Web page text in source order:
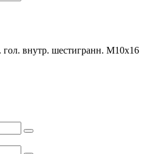
внутр. шестигранн. М10х16